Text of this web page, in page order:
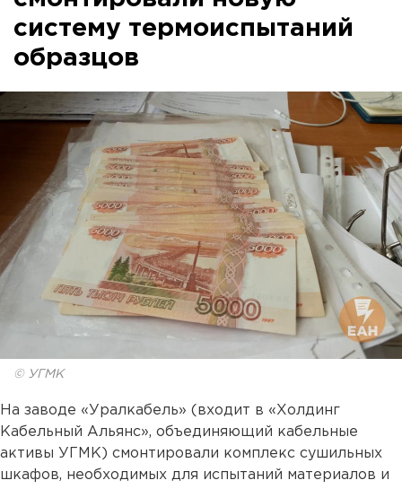
систему термоиспытаний
образцов
© УГМК
На заводе «Уралкабель» (входит в «Холдинг
Кабельный Альянс», объединяющий кабельные
активы УГМК) смонтировали комплекс сушильных
шкафов, необходимых для испытаний материалов и